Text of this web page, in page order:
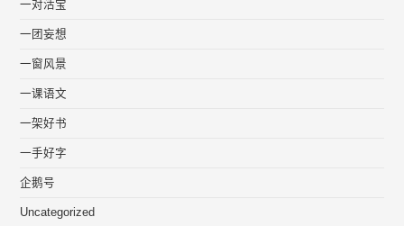
一对活宝
一团妄想
一窗风景
一课语文
一架好书
一手好字
企鹅号
Uncategorized